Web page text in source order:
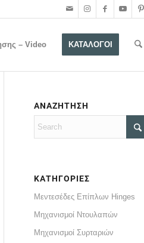
– Video ΚΑΤΑΛΟΓΟΙ
ΑΝΑΖΗΤΗΣΗ
ΚΑΤΗΓΟΡΙΕΣ
Μεντεσέδες Επίπλων Hinges
Μηχανισμοί Ντουλαπών
Μηχανισμοί Συρταριών